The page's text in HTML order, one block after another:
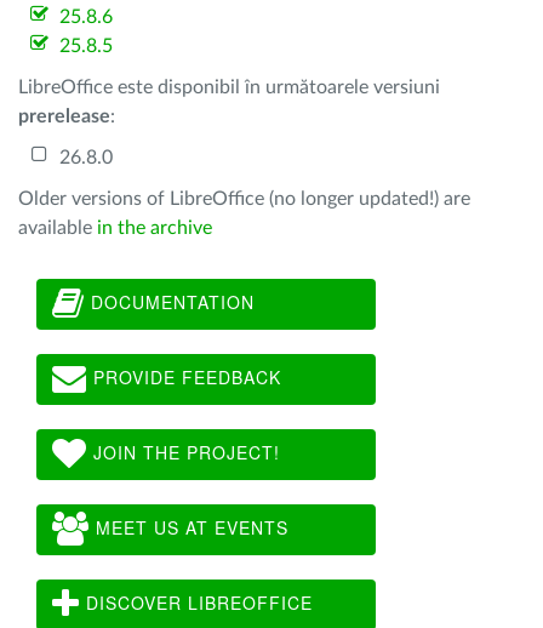
25.8.6
25.8.5
LibreOffice este disponibil în următoarele versiuni
prerelease:
26.8.0
Older versions of LibreOffice (no longer updated!) are
available in the archive
DOCUMENTATION
PROVIDE FEEDBACK
JOIN THE PROJECT!
MEET US AT EVENTS
DISCOVER LIBREOFFICE